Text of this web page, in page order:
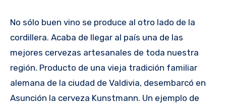
No sólo buen vino se produce al otro lado de la
cordillera. Acaba de llegar al país una de las
mejores cervezas artesanales de toda nuestra
región. Producto de una vieja tradición familiar
alemana de la ciudad de Valdivia, desembarcó en
Asunción la cerveza Kunstmann. Un ejemplo de